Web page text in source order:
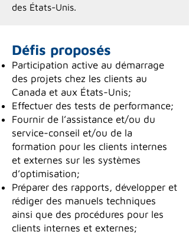
des États-Unis.
Défis proposés
Participation active au démarrage
des projets chez les clients au
Canada et aux États-Unis;
Effectuer des tests de performance;
Fournir de l’assistance et/ou du
service-conseil et/ou de la
formation pour les clients internes
et externes sur les systèmes
d’optimisation;
Préparer des rapports, développer et
rédiger des manuels techniques
ainsi que des procédures pour les
clients internes et externes;